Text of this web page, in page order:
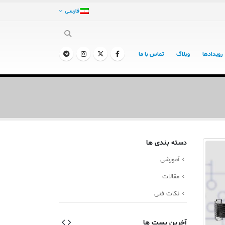
فارسی
رویدادها وبلاگ تماس با ما
دسته بندی ها
آموزشی
مقالات
نکات فنی
آخرین پست ها